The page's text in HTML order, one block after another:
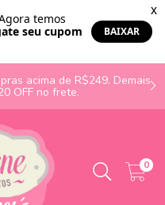
acima de R$249. Demais
OFF no frete.
0